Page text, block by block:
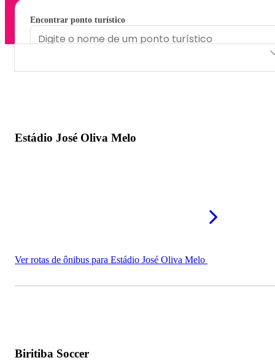
Encontrar ponto turístico
Estádio José Oliva Melo
Ver rotas de ônibus para Estádio José Oliva Melo
Biritiba Soccer